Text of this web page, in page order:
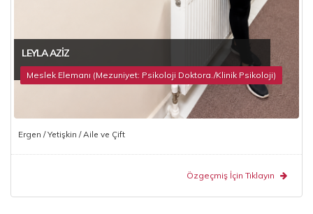
LEYLA AZIZ
Meslek Elemanı (Mezuniyet: Psikoloji Doktora./Klinik Psikoloji)
Ergen / Yetişkin / Aile ve Çift
Özgeçmiş İçin Tıklayın